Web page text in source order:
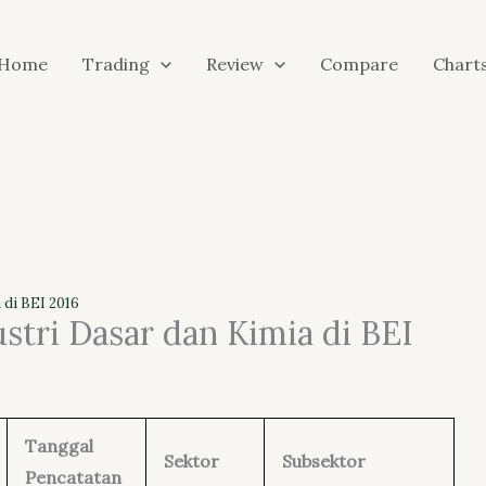
Trading Review Compare
BEI 2016
Dasar dan Kimia di BEI
Tanggal
Pencatatan
Sektor Subsektor